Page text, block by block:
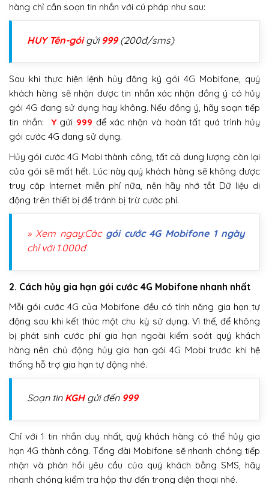
hàng chỉ cần soạn tin nhắn với cú pháp như sau:
HUY Tên-góigửi 999 (200đ/sms)
Sau khi thực hiện lệnh hủy đăng ký gói 4G Mobifone, quý
khách hàng sẽ nhận được tin nhắn xác nhận đồng ý có hủy
gói 4G đang sử dụng hay không. Nếu đồng ý, hãy soạn tiếp
tin nhắn: Ygửi 999 để xác nhận và hoàn tất quá trình hủy
gói cước 4G đang sử dụng.
Hủy gói cước 4G Mobi thành công, tất cả dung lượng còn lại
của gói sẽ mất hết. Lúc này quý khách hàng sẽ không được
truy cập Internet miễn phí nữa, nên hãy nhớ tắt Dữ liệu di
động trên thiết bị để tránh bị trừ cước phí.
» Xem ngay:Các gói cước 4G Mobifone 1 ngày
chỉ với 1.000đ
2. Cách hủy gia hạn gói cước 4G Mobifone nhanh nhất
Mỗi gói cước 4G của Mobifone đều có tính năng gia hạn tự
động sau khi kết thúc một chu kỳ sử dụng. Vì thế, để không
bị phát sinh cước phí gia hạn ngoài kiểm soát quý khách
hàng nên chủ động hủy gia hạn gói 4G Mobi trước khi hệ
thống hỗ trợ gia hạn tự động nhé.
Soạn tin KGHgửi đến 999
Chỉ với 1 tin nhắn duy nhất, quý khách hàng có thể hủy gia
hạn 4G thành công. Tổng đài Mobifone sẽ nhanh chóng tiếp
nhận và phản hồi yêu cầu của quý khách bằng SMS, hãy
nhanh chóng kiểm tra hộp thư đến trong điện thoại nhé.